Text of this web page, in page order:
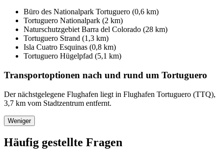
Büro des Nationalpark Tortuguero (0,6 km)
Tortuguero Nationalpark (2 km)
Naturschutzgebiet Barra del Colorado (28 km)
Tortuguero Strand (1,3 km)
Isla Cuatro Esquinas (0,8 km)
Tortuguero Hügelpfad (5,1 km)
Transportoptionen nach und rund um Tortuguero
Der nächstgelegene Flughafen liegt in Flughafen Tortuguero (TTQ),
3,7 km vom Stadtzentrum entfernt.
Weniger
Häufig gestellte Fragen